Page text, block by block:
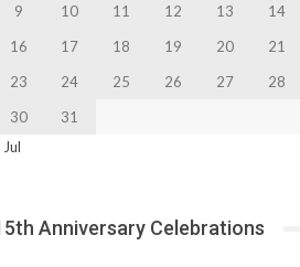
9 10 11 12 13 14
16
17 18 19 20 21
23
24 25 26 27 28
30
31
Jul
Anniversary Celebrations